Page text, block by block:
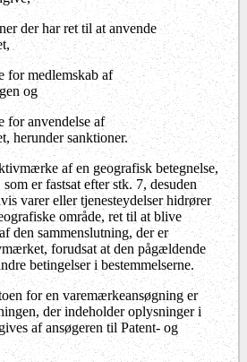
der har ret til at anvende
for medlemskab af
og
for anvendelse af
herunder sanktioner.
af en geografisk betegnelse,
er fastsat efter stk. 7, desuden
varer eller tjenesteydelser hidrører
område, ret til at blive
den sammenslutning, der er
forudsat at den pågældende
betingelser i bestemmelserne.
for en varemærkeansøgning er
der indeholder oplysninger i
af ansøgeren til Patent- og